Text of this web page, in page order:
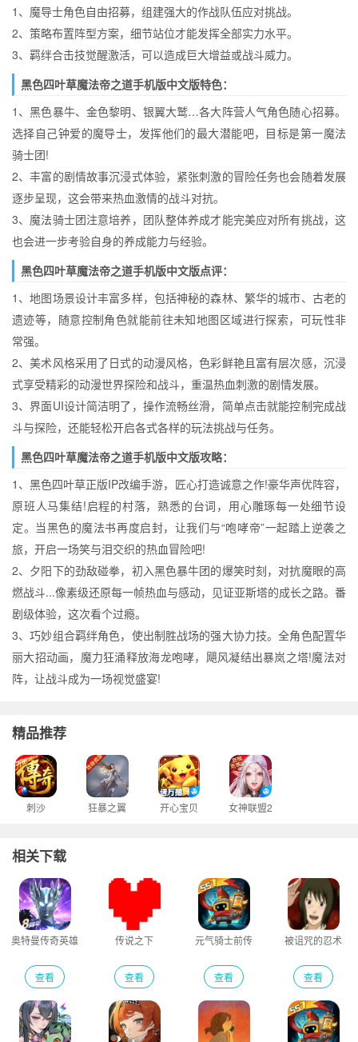
1、魔导士角色自由招募，组建强大的作战队伍应对挑战。
2、策略布置阵型方案，细节站位才能发挥全部实力水平。
3、羁绊合击技觉醒激活，可以造成巨大增益或战斗威力。
黑色四叶草魔法帝之道手机版中文版特色：
1、黑色暴牛、金色黎明、银翼大鹫…各大阵营人气角色随心招募。
选择自己钟爱的魔导士，发挥他们的最大潜能吧，目标是第一魔法
骑士团!
2、丰富的剧情故事沉浸式体验，紧张刺激的冒险任务也会随着发展
逐步呈现，这会带来热血激情的战斗对抗。
3、魔法骑士团注意培养，团队整体养成才能完美应对所有挑战，这
也会进一步考验自身的养成能力与经验。
黑色四叶草魔法帝之道手机版中文版点评：
1、地图场景设计丰富多样，包括神秘的森林、繁华的城市、古老的
遗迹等，随意控制角色就能前往未知地图区域进行探索，可玩性非
常强。
2、美术风格采用了日式的动漫风格，色彩鲜艳且富有层次感，沉浸
式享受精彩的动漫世界探险和战斗，重温热血刺激的剧情发展。
3、界面UI设计简洁明了，操作流畅丝滑，简单点击就能控制完成战
斗与探险，还能轻松开启各式各样的玩法挑战与任务。
黑色四叶草魔法帝之道手机版中文版攻略：
1、黑色四叶草正版IP改编手游，匠心打造诚意之作!豪华声优阵容，
原班人马集结!启程的村落，熟悉的台词，用心雕琢每一处细节设
定。当黑色的魔法书再度启封，让我们与“咆哮帝”一起踏上逆袭之
旅，开启一场笑与泪交织的热血冒险吧!
2、夕阳下的劲敌碰拳，初入黑色暴牛团的爆笑时刻，对抗魔眼的高
燃战斗...像素级还原每一帧热血与感动，见证亚斯塔的成长之路。番
剧级体验，这次看个过瘾。
3、巧妙组合羁绊角色，使出制胜战场的强大协力技。全角色配置华
丽大招动画，魔力狂涌释放海龙咆哮，飓风凝结出暴岚之塔!魔法对
阵，让战斗成为一场视觉盛宴!
精品推荐
刺沙 狂暴之翼 开心宝贝 女神联盟2
相关下载
奥特曼传奇英雄
查看
传说之下
查看
元气骑士前传
查看
被诅咒的忍术
查看